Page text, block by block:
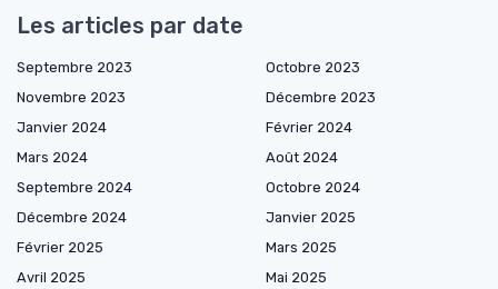
Les articles par date
Septembre 2023
Octobre 2023
Novembre 2023
Décembre 2023
Janvier 2024
Février 2024
Mars 2024
Août 2024
Septembre 2024
Octobre 2024
Décembre 2024
Janvier 2025
Février 2025
Mars 2025
Avril 2025
Mai 2025